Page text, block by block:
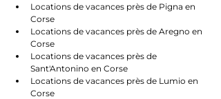
Locations de vacances près de Pigna en
Corse
Locations de vacances près de Aregno en
Corse
Locations de vacances près de
Sant'Antonino en Corse
Locations de vacances près de Lumio en
Corse